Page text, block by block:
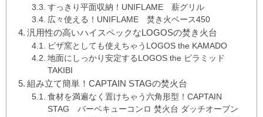
すっきり平面収納！UNIFLAME 薪グリル
広々使える！UNIFLAME 焚き火ベース450
汎用性の高いハイスペックなLOGOSの焚き火台
ピザ窯としても使えちゃうLOGOS the KAMADO
地面にしっかり安定するLOGOS the ピラミッド
TAKIBI
組み立て簡単！CAPTAIN STAGの焚火台
食材を満遍なく置けちゃう六角形型！CAPTAIN
STAG バーベキューコンロ 焚火台 ダッチオーブン